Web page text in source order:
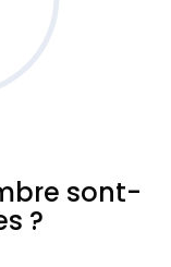
sont-
?